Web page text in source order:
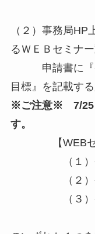
（２）事務局
るＷＥＢセミナ
申請書に『省
目標』を記載す
※ご注意※ 7/25
す。
【WEBセミ
（１）省エ
（２）省エ
（３）省エ
※少なくと